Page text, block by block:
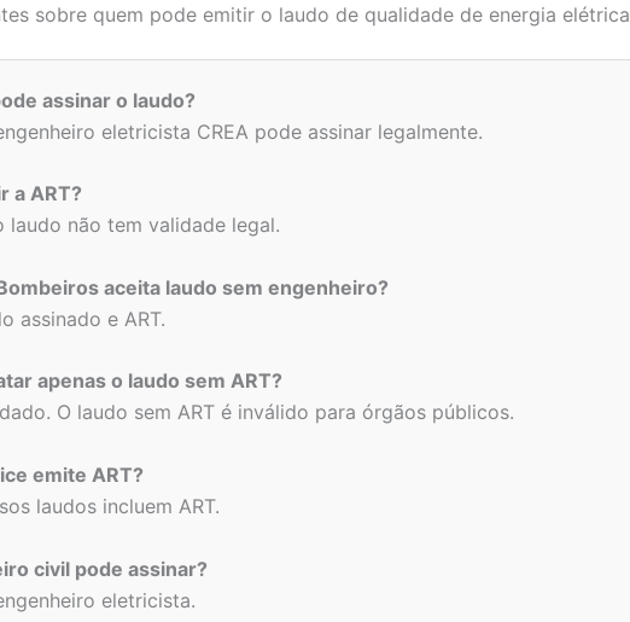
sobre quem pode emitir o laudo de qualidade de energia elétrica
assinar o laudo?
eletricista CREA pode assinar legalmente.
a ART?
laudo não tem validade legal.
aceita laudo sem engenheiro?
assinado e ART.
apenas o laudo sem ART?
O laudo sem ART é inválido para órgãos públicos.
emite ART?
laudos incluem ART.
civil pode assinar?
eletricista.